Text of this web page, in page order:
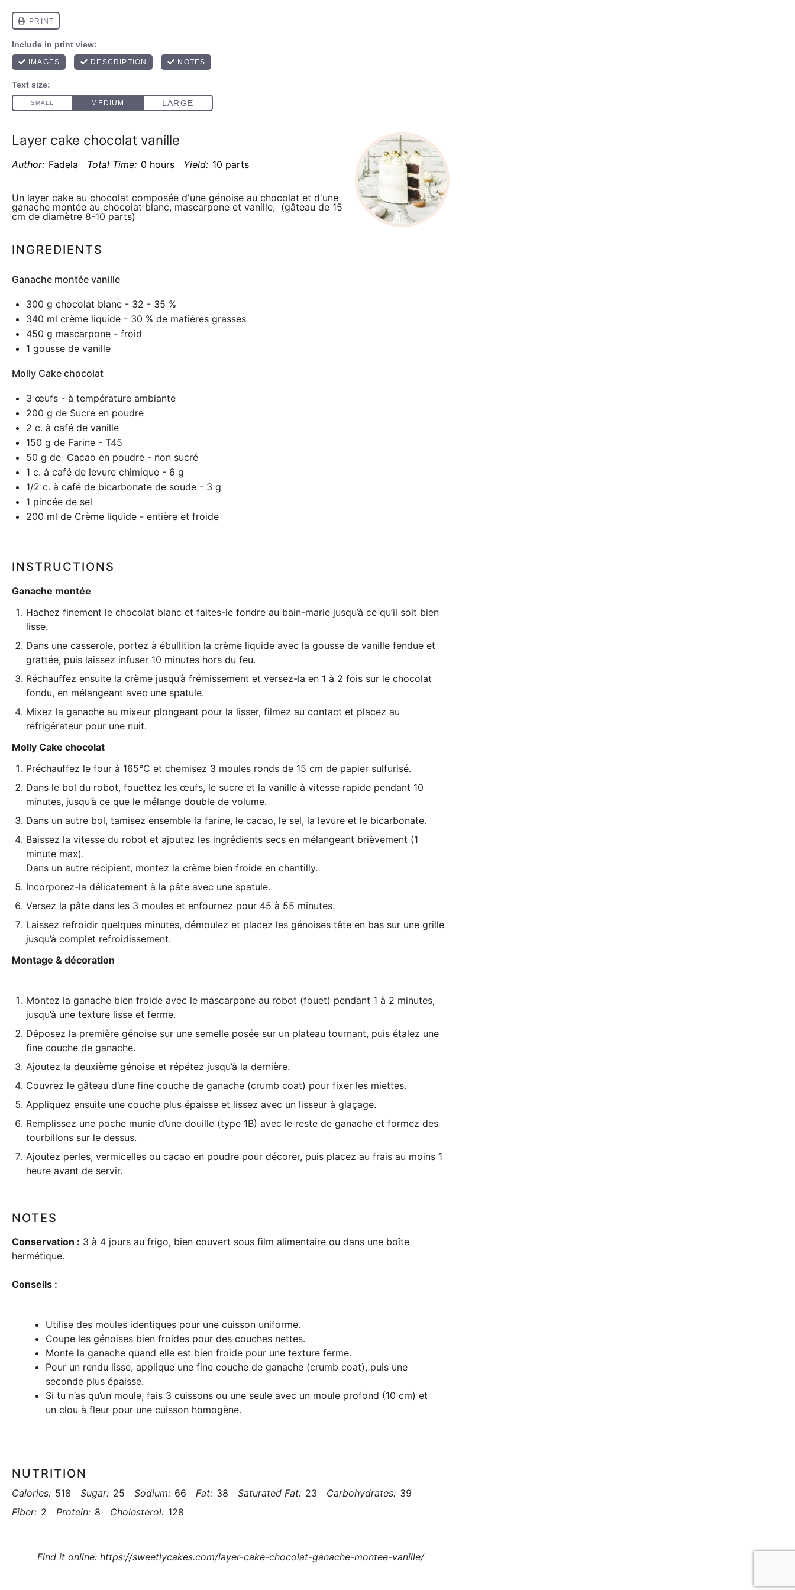
Layer cake chocolat vanille
Author: Fadela Total Time: 0 hours Yield: 10 parts
Un layer cake au chocolat composée d'une génoise au chocolat et d'une
ganache montée au chocolat blanc, mascarpone et vanille, (gâteau de 15
cm de diamètre 8-10 parts)
INGREDIENTS
Ganache montée vanille
300 g chocolat blanc - 32 - 35 %
340 ml crème liquide - 30 % de matières grasses
450 g mascarpone - froid
1 gousse de vanille
Molly Cake chocolat
3 œufs - à température ambiante
200 g de Sucre en poudre
2 c. à café de vanille
150 g de Farine - T45
50 g de Cacao en poudre - non sucré
1 c. à café de levure chimique - 6 g
1/2 c. à café de bicarbonate de soude - 3 g
1 pincée de sel
200 ml de Crème liquide - entière et froide
INSTRUCTIONS
Ganache montée
Hachez finement le chocolat blanc et faites-le fondre au bain-marie jusqu’à ce qu’il soit bien
lisse.
Dans une casserole, portez à ébullition la crème liquide avec la gousse de vanille fendue et
grattée, puis laissez infuser 10 minutes hors du feu.
Réchauffez ensuite la crème jusqu’à frémissement et versez-la en 1 à 2 fois sur le chocolat
fondu, en mélangeant avec une spatule.
Mixez la ganache au mixeur plongeant pour la lisser, filmez au contact et placez au
réfrigérateur pour une nuit.
Molly Cake chocolat
Préchauffez le four à 165°C et chemisez 3 moules ronds de 15 cm de papier sulfurisé.
Dans le bol du robot, fouettez les œufs, le sucre et la vanille à vitesse rapide pendant 10
minutes, jusqu’à ce que le mélange double de volume.
Dans un autre bol, tamisez ensemble la farine, le cacao, le sel, la levure et le bicarbonate.
Baissez la vitesse du robot et ajoutez les ingrédients secs en mélangeant brièvement (1
minute max).
Dans un autre récipient, montez la crème bien froide en chantilly.
Incorporez-la délicatement à la pâte avec une spatule.
Versez la pâte dans les 3 moules et enfournez pour 45 à 55 minutes.
Laissez refroidir quelques minutes, démoulez et placez les génoises tête en bas sur une grille
jusqu’à complet refroidissement.
Montage & décoration
Montez la ganache bien froide avec le mascarpone au robot (fouet) pendant 1 à 2 minutes,
jusqu’à une texture lisse et ferme.
Déposez la première génoise sur une semelle posée sur un plateau tournant, puis étalez une
fine couche de ganache.
Ajoutez la deuxième génoise et répétez jusqu’à la dernière.
Couvrez le gâteau d’une fine couche de ganache (crumb coat) pour fixer les miettes.
Appliquez ensuite une couche plus épaisse et lissez avec un lisseur à glaçage.
Remplissez une poche munie d’une douille (type 1B) avec le reste de ganache et formez des
tourbillons sur le dessus.
Ajoutez perles, vermicelles ou cacao en poudre pour décorer, puis placez au frais au moins 1
heure avant de servir.
NOTES
Conservation : 3 à 4 jours au frigo, bien couvert sous film alimentaire ou dans une boîte
hermétique.
Conseils :
Utilise des moules identiques pour une cuisson uniforme.
Coupe les génoises bien froides pour des couches nettes.
Monte la ganache quand elle est bien froide pour une texture ferme.
Pour un rendu lisse, applique une fine couche de ganache (crumb coat), puis une
seconde plus épaisse.
Si tu n’as qu’un moule, fais 3 cuissons ou une seule avec un moule profond (10 cm) et
un clou à fleur pour une cuisson homogène.
NUTRITION
Calories: 518 Sugar: 25 Sodium: 66 Fat: 38 Saturated Fat: 23 Carbohydrates: 39
Fiber: 2 Protein: 8 Cholesterol: 128
Find it online: https://sweetlycakes.com/layer-cake-chocolat-ganache-montee-vanille/